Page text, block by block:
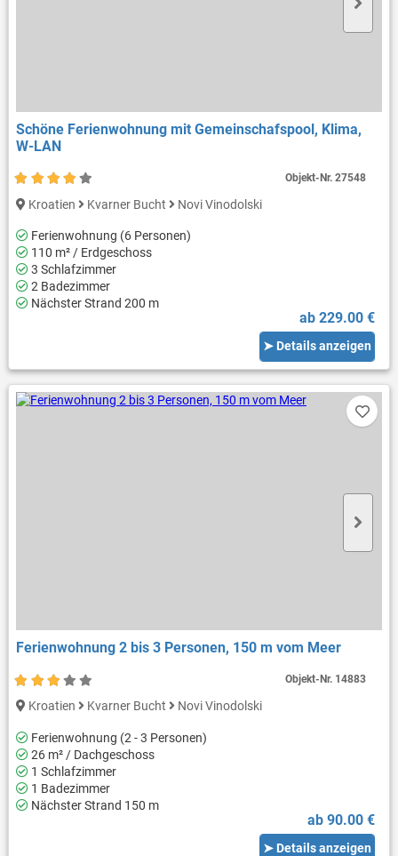
Schöne Ferienwohnung mit Gemeinschafspool, Klima,
W-LAN
Kroatien Kvarner Bucht Novi Vinodolski
Ferienwohnung (6 Personen)
110 m² / Erdgeschoss
3 Schlafzimmer
2 Badezimmer
Nächster Strand 200 m
ab 229.00 €
➤ Details anzeigen
Objekt-Nr.27548
Ferienwohnung 2 bis 3 Personen, 150 m vom Meer
Kroatien Kvarner Bucht Novi Vinodolski
Ferienwohnung (2 - 3 Personen)
26 m² / Dachgeschoss
1 Schlafzimmer
1 Badezimmer
Nächster Strand 150 m
ab 90.00 €
➤ Details anzeigen
Objekt-Nr. 14883